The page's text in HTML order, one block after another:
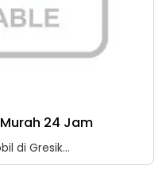
24 Jam
di Gresik...